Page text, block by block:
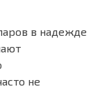
в надежде
не